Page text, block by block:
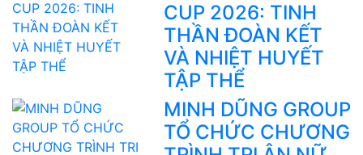
CUP 2026: TINH
THẦN ĐOÀN KẾT
VÀ NHIỆT HUYẾT
TẬP THỂ
MINH DŨNG GROUP
TỔ CHỨC CHƯƠNG